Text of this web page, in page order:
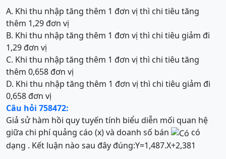
A. Khi thu nhập tăng thêm 1 đơn vị thì chi tiêu tăng
thêm 1,29 đơn vị
B. Khi thu nhập tăng thêm 1 đơn vị thì chi tiêu giảm đi
1,29 đơn vị
C. Khi thu nhập tăng thêm 1 đơn vị thì chi tiêu tăng
thêm 0,658 đơn vị
D. Khi thu nhập tăng thêm 1 đơn vị thì chi tiêu giảm đi
0,658 đơn vị
Câu hỏi 758472:
Giả sử hàm hồi quy tuyến tính biểu diễn mối quan hệ
giữa chi phí quảng cáo (x) và doanh số bán
có
dạng . Kết luận nào sau đây đúng:Y=1,487.X+2,381